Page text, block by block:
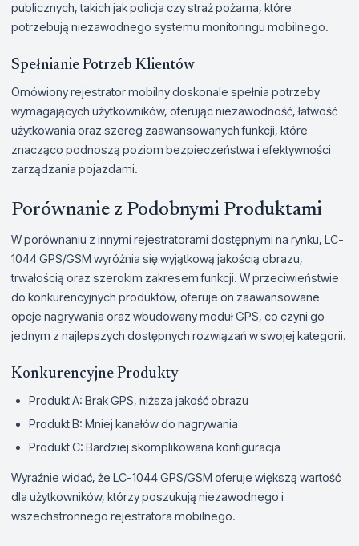
publicznych, takich jak policja czy straż pożarna, które
potrzebują niezawodnego systemu monitoringu mobilnego.
Spełnianie Potrzeb Klientów
Omówiony rejestrator mobilny doskonale spełnia potrzeby
wymagających użytkowników, oferując niezawodność, łatwość
użytkowania oraz szereg zaawansowanych funkcji, które
znacząco podnoszą poziom bezpieczeństwa i efektywności
zarządzania pojazdami.
Porównanie z Podobnymi Produktami
W porównaniu z innymi rejestratorami dostępnymi na rynku, LC-
1044 GPS/GSM wyróżnia się wyjątkową jakością obrazu,
trwałością oraz szerokim zakresem funkcji. W przeciwieństwie
do konkurencyjnych produktów, oferuje on zaawansowane
opcje nagrywania oraz wbudowany moduł GPS, co czyni go
jednym z najlepszych dostępnych rozwiązań w swojej kategorii.
Konkurencyjne Produkty
Produkt A: Brak GPS, niższa jakość obrazu
Produkt B: Mniej kanałów do nagrywania
Produkt C: Bardziej skomplikowana konfiguracja
Wyraźnie widać, że LC-1044 GPS/GSM oferuje większą wartość
dla użytkowników, którzy poszukują niezawodnego i
wszechstronnego rejestratora mobilnego.